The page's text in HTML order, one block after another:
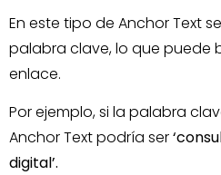
En este tipo de Anchor Text
palabra clave, lo que puede
enlace.
Por ejemplo, si la palabra
Anchor Text podría ser
digital’.